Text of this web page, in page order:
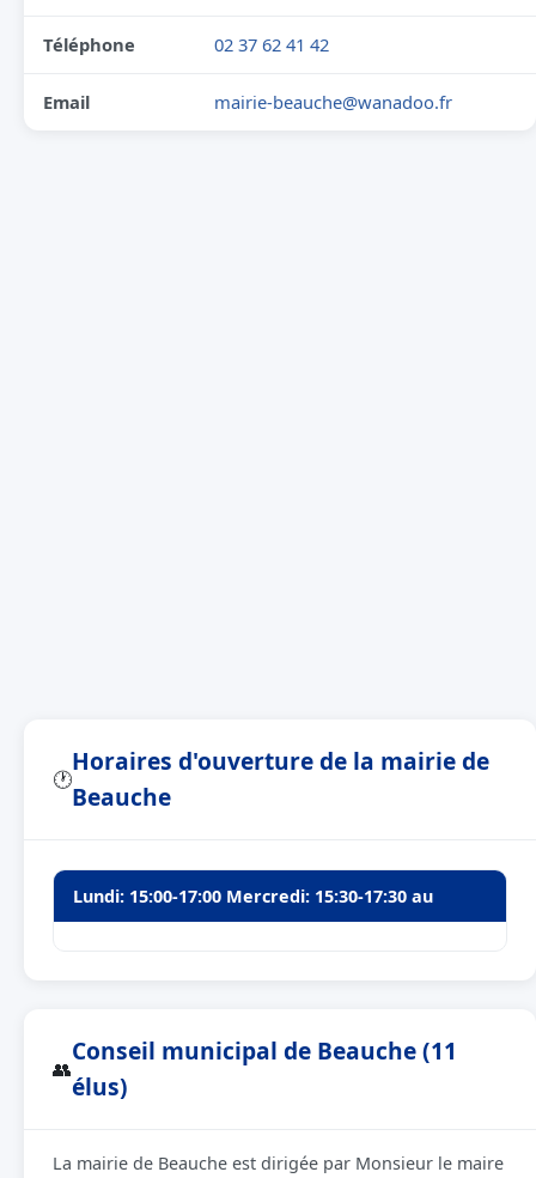
Téléphone 02 37 62 41 42
Email mairie-beauche@wanadoo.fr
🕐
Horaires d'ouverture de la mairie de
Beauche
Lundi: 15:00-17:00 Mercredi: 15:30-17:30 au
👥
Conseil municipal de Beauche (11
élus)
La mairie de Beauche est dirigée par Monsieur le maire